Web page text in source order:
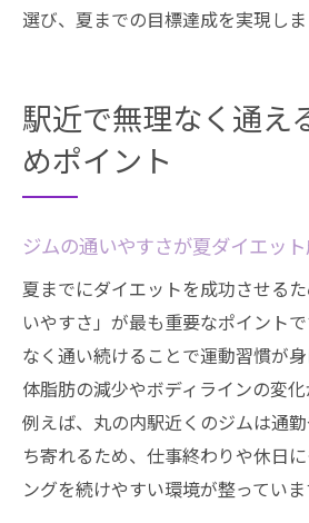
選び、夏までの目標達成を実現しま
駅近で無理なく通え
めポイント
ジムの通いやすさが夏ダイエッ
夏までにダイエットを成功させる
いやすさ」が最も重要なポイント
なく通い続けることで運動習慣が
体脂肪の減少やボディラインの変化
例えば、丸の内駅近くのジムは通
ち寄れるため、仕事終わりや休日
ングを続けやすい環境が整っていま